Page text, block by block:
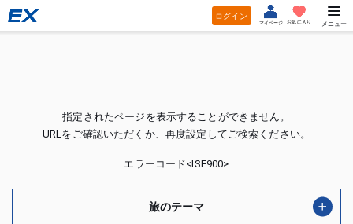
ログイン
マイページ お気に入り メニュー
指定されたページを表示することができません。
URLをご確認いただくか、再度設定してご検索ください。
エラーコード<ISE900>
旅のテーマ